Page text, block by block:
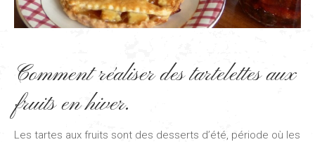
Comment réaliser des tartelettes aux
fruits en hiver.
Les tartes aux fruits sont des desserts d’été, période où les